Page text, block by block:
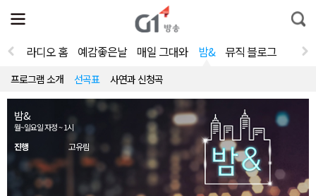
전
체
뉴
열
통
합
라디오 홈 예감좋은날 매일 그대와 밤& 뮤직 블로그
프로그램 소개 선곡표 사연과 신청곡
밤&
월~일요일 자정 ~ 1시
진행 고유림